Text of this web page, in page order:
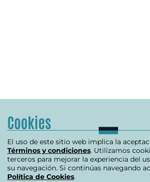
Cookies
El uso de este sitio web implica la
Términos y condiciones. Utilizamos
terceros para mejorar la experiencia del
su navegación. Si continúas navegando
Política de Cookies.